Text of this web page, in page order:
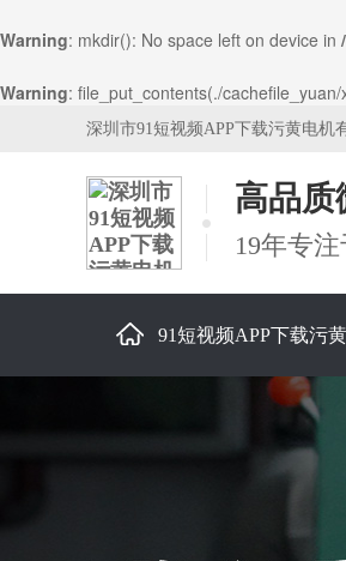
Warning: mkdir(): No space left on device in
Warning: file_put_contents(./
深圳市91短视频APP下载污黄电机
高品质
19年专
91短视频APP下载污
关于91短视频APP下载污黄